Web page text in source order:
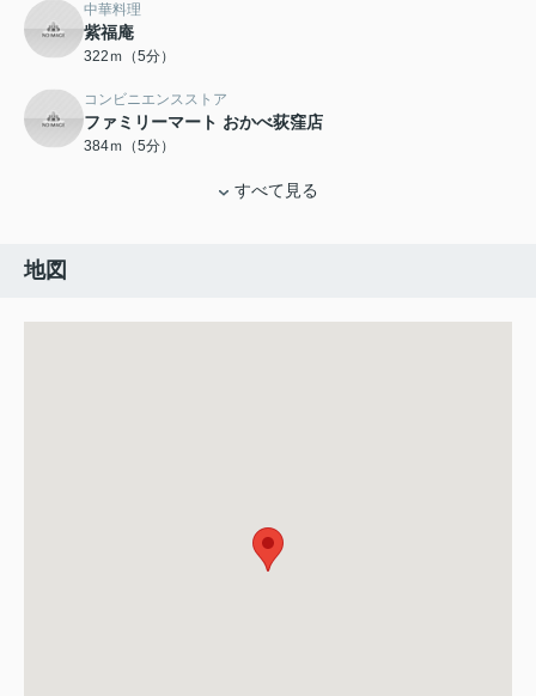
中華料理
紫福庵
322ｍ（5分）
コンビニエンスストア
ファミリーマート おかべ荻窪店
384ｍ（5分）
すべて見る
地図